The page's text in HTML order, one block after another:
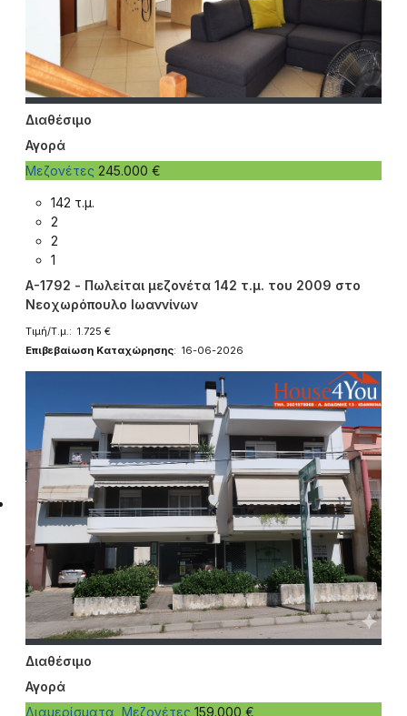
Διαθέσιμο
Αγορά
Μεζονέτες 245.000 €
142 τ.μ.
2
2
1
A-1792 - Πωλείται μεζονέτα 142 τ.μ. του 2009 στο
Νεοχωρόπουλο Ιωαννίνων
Τιμή/Τ.μ.: 1.725 €
Επιβεβαίωση Καταχώρησης: 16-06-2026
Διαθέσιμο
Αγορά
Διαμερίσματα, Μεζονέτες 159.000 €